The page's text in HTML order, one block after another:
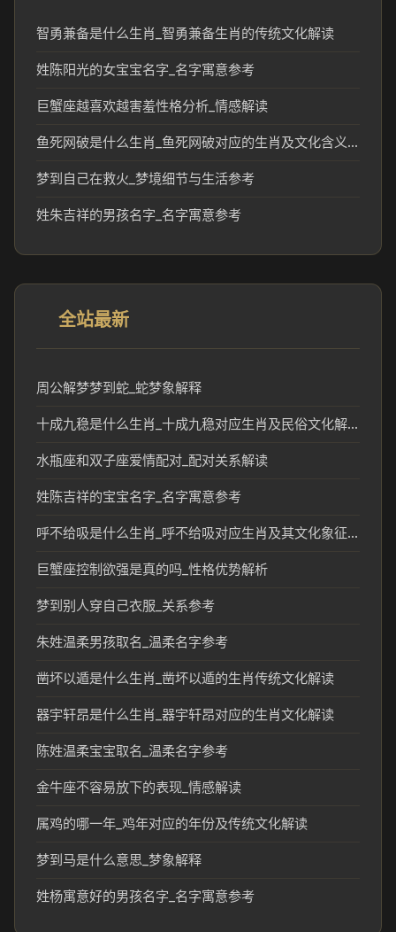
智勇兼备是什么生肖_智勇兼备生肖的传统文化解读
姓陈阳光的女宝宝名字_名字寓意参考
巨蟹座越喜欢越害羞性格分析_情感解读
鱼死网破是什么生肖_鱼死网破对应的生肖及文化含义解析
梦到自己在救火_梦境细节与生活参考
姓朱吉祥的男孩名字_名字寓意参考
全站最新
周公解梦梦到蛇_蛇梦象解释
十成九稳是什么生肖_十成九稳对应生肖及民俗文化解析
水瓶座和双子座爱情配对_配对关系解读
姓陈吉祥的宝宝名字_名字寓意参考
呼不给吸是什么生肖_呼不给吸对应生肖及其文化象征分析
巨蟹座控制欲强是真的吗_性格优势解析
梦到别人穿自己衣服_关系参考
朱姓温柔男孩取名_温柔名字参考
凿坏以遁是什么生肖_凿坏以遁的生肖传统文化解读
器宇轩昂是什么生肖_器宇轩昂对应的生肖文化解读
陈姓温柔宝宝取名_温柔名字参考
金牛座不容易放下的表现_情感解读
属鸡的哪一年_鸡年对应的年份及传统文化解读
梦到马是什么意思_梦象解释
姓杨寓意好的男孩名字_名字寓意参考